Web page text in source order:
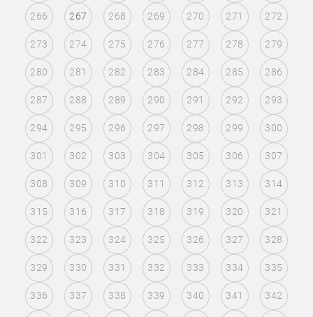
266 267 268 269 270 271 272
273 274 275 276 277 278 279
280 281 282 283 284 285 286
287 288 289 290 291 292 293
294 295 296 297 298 299 300
301 302 303 304 305 306 307
308 309 310 311 312 313 314
315 316 317 318 319 320 321
322 323 324 325 326 327 328
329 330 331 332 333 334 335
336 337 338 339 340 341 342